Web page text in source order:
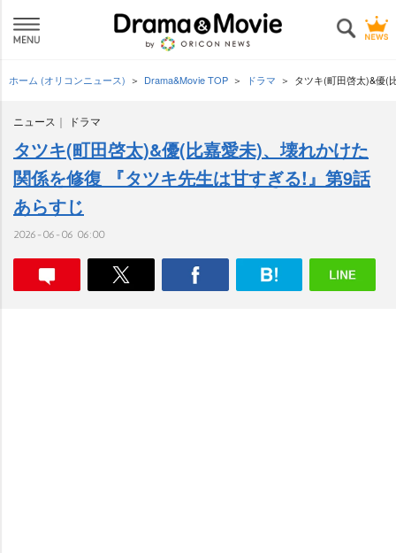
ホーム (オリコンニュース) Drama&Movie TOP ドラマ タツキ(町田啓太)&優(
ニュース ドラマ
タツキ(町田啓太)&優(比嘉愛未)、壊れかけた
関係を修復 『タツキ先生は甘すぎる!』第9話
あらすじ
2026-06-06 06:00